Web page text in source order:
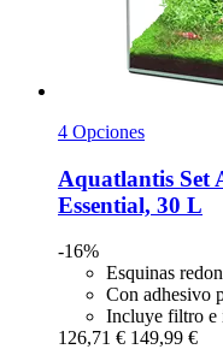
4 Opciones
Aquatlantis Set
Essential, 30 L
-16%
Esquinas
Con adhesivo
Incluye filtro e
126,71 € 149,99 €